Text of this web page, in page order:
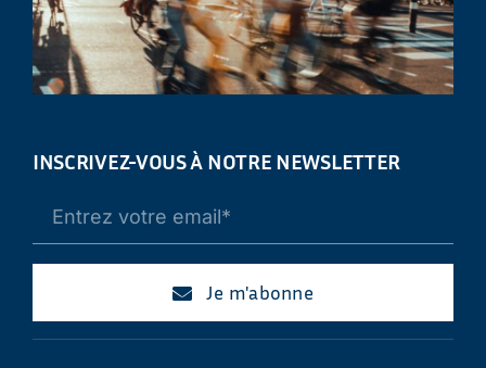
INSCRIVEZ-VOUS À NOTRE NEWSLETTER
Je m'abonne